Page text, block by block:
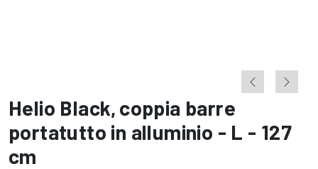
Helio Black, coppia barre
portatutto in alluminio - L - 127
cm